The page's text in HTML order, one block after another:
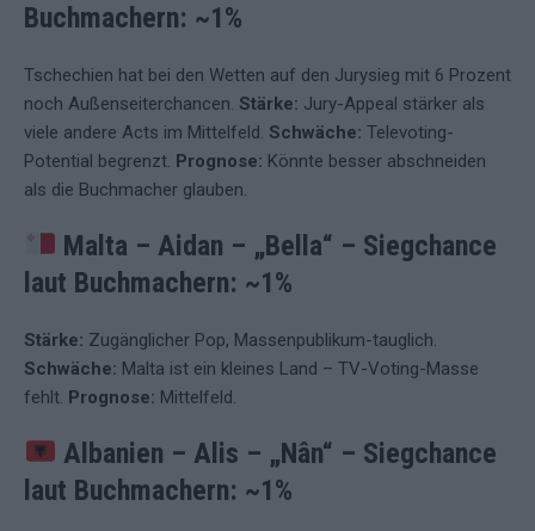
Buchmachern: ~1%
Tschechien hat bei den Wetten auf den Jurysieg mit 6 Prozent
noch Außenseiterchancen. Stärke: Jury-Appeal stärker als
viele andere Acts im Mittelfeld. Schwäche: Televoting-
Potential begrenzt. Prognose: Könnte besser abschneiden
als die Buchmacher glauben.
Malta – Aidan – „Bella“ – Siegchance
laut Buchmachern: ~1%
Stärke: Zugänglicher Pop, Massenpublikum-tauglich.
Schwäche: Malta ist ein kleines Land – TV-Voting-Masse
fehlt. Prognose: Mittelfeld.
Albanien – Alis – „Nân“ – Siegchance
laut Buchmachern: ~1%